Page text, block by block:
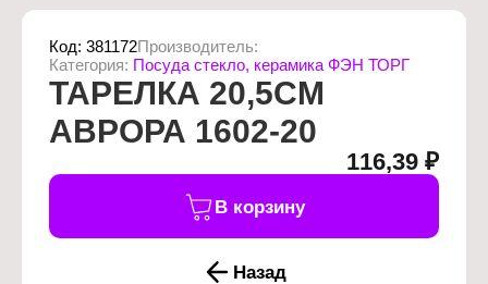
Код: 381172Производитель:
Категория: Посуда стекло, керамика ФЭН ТОРГ
ТАРЕЛКА 20,5СМ
АВРОРА 1602-20
116,39 ₽
Назад
В корзину